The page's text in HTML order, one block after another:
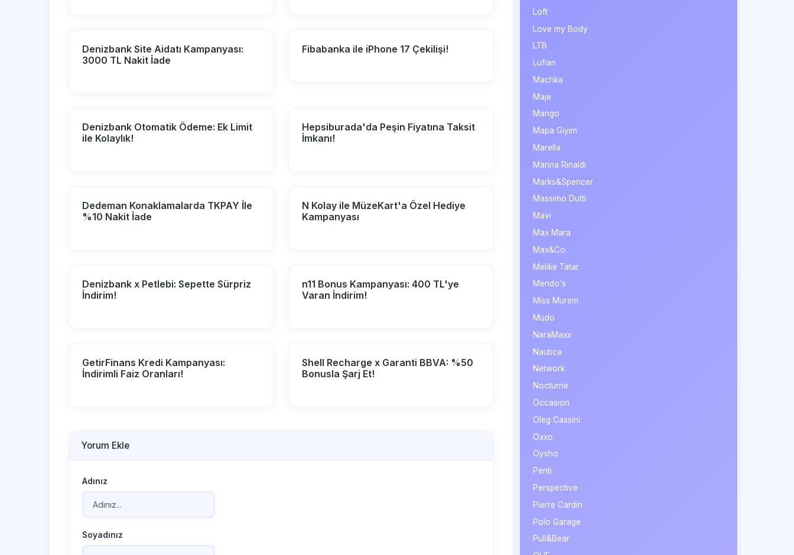
Denizbank Site Aidatı Kampanyası:
3000 TL Nakit İade
Fibabanka ile iPhone 17 Çekilişi!
Denizbank Otomatik Ödeme: Ek Limit
ile Kolaylık!
Hepsiburada'da Peşin Fiyatına Taksit
İmkanı!
Dedeman Konaklamalarda TKPAY İle
%10 Nakit İade
N Kolay ile MüzeKart'a Özel Hediye
Kampanyası
Denizbank x Petlebi: Sepette Sürpriz
İndirim!
n11 Bonus Kampanyası: 400 TL'ye
Varan İndirim!
GetirFinans Kredi Kampanyası:
İndirimli Faiz Oranları!
Shell Recharge x Garanti BBVA: %50
Bonusla Şarj Et!
Yorum Ekle
Adınız
Soyadınız
Loft
Love my Body
LTB
Lufian
Machka
Maje
Mango
Mapa Giyim
Marella
Marina Rinaldi
Marks&Spencer
Massimo Dutti
Mavi
Max Mara
Max&Co.
Melike Tatar
Mendo's
Miss Murem
Mudo
NaraMaxx
Nautica
Network
Nocturne
Occasion
Oleg Cassini
Oxxo
Oysho
Penti
Perspective
Pierre Cardin
Polo Garage
Pull&Bear